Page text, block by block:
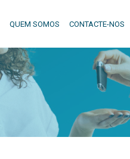
QUEM SOMOS CONTACTE-NOS